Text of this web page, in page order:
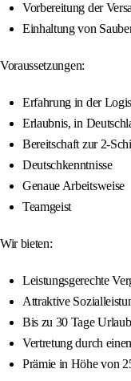
Vorbereitung der
Einhaltung von
Voraussetzungen:
Erfahrung in der
Erlaubnis, in
Bereitschaft zur 2-
Deutschkenntnisse
Genaue Arbeitsweise
Teamgeist
Wir bieten:
Leistungsgerechte
Attraktive
Bis zu 30 Tage
Vertretung durch
Prämie in Höhe von